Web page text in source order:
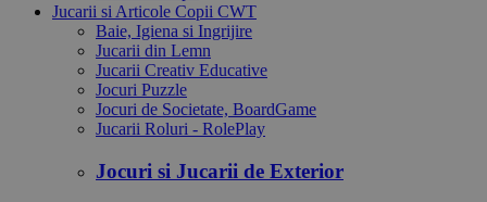
Jucarii si Articole Copii CWT
Baie, Igiena si Ingrijire
Jucarii din Lemn
Jucarii Creativ Educative
Jocuri Puzzle
Jocuri de Societate, BoardGame
Jucarii Roluri - RolePlay
Jocuri si Jucarii de Exterior